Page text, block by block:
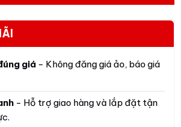
giá - Không đăng giá ảo, báo giá
- Hỗ trợ giao hàng và lắp đặt tận